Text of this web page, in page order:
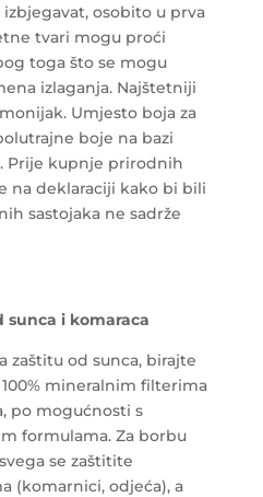
osobito u prva
tvari mogu proći
toga što se mogu
izlaganja. Najštetniji
Umjesto boja za
boje na bazi
Prije kupnje prirodnih
na deklaraciji kako bi bili
sastojaka ne sadrže
sunca i komaraca
zaštitu od sunca, birajte
mineralnim filterima
po mogućnosti s
formulama. Za borbu
se zaštitite
(komarnici, odjeća), a